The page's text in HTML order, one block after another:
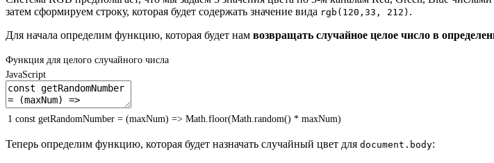
затем сформируем строку, которая будет содержать значение вида rgb(120,33, 212) .
Для начала определим функцию, которая будет нам возвращать случайное целое число в
Функция для целого случайного числа
JavaScript
1 const getRandomNumber = (maxNum) => Math.floor(Math.random() * maxNum)
Теперь определим функцию, которая будет назначать случайный цвет для document.body: